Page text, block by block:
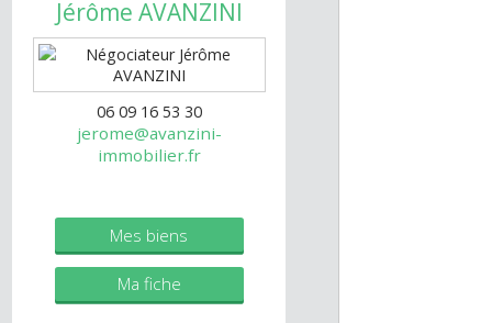
JérômeAVANZINI
jerome@avanzini-
immobilier.fr